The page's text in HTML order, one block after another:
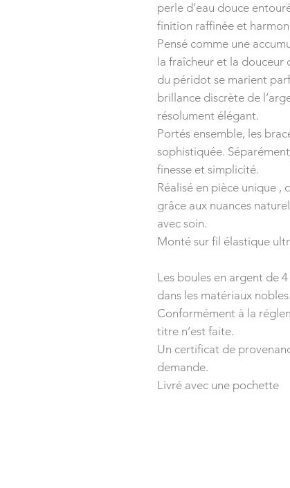
perle d’eau douce
finition raffinée et
Pensé comme une
la fraîcheur et la douceur
du péridot se marient
brillance discrète de
résolument élégant.
Portés ensemble, les
sophistiquée.
finesse et simplicité.
Réalisé en pièce unique ,
grâce aux nuances
avec soin.
Monté sur fil élastique
Les boules en argent de
dans les matériaux nobles.
Conformément à la
titre n’est faite.
Un certificat de
demande.
Livré avec une pochette